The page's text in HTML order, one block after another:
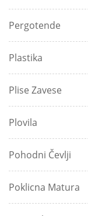
Pergotende
Plastika
Plise Zavese
Plovila
Pohodni Čevlji
Poklicna Matura